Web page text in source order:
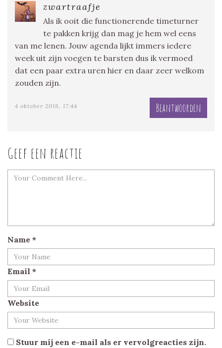
zwartraafje
Als ik ooit die functionerende timeturner
te pakken krijg dan mag je hem wel eens
van me lenen. Jouw agenda lijkt immers iedere
week uit zijn voegen te barsten dus ik vermoed
dat een paar extra uren hier en daar zeer welkom
zouden zijn.
4 oktober 2018, 17:44 Beantwoorden
Geef een reactie
Name *
Email *
Website
Stuur mij een e-mail als er vervolgreacties zijn.